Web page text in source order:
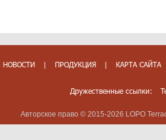
НОВОСТИ | ПРОДУКЦИЯ | КАРТА САЙТА
Дружественные ссылки:
Авторское право © 2015-2026 LOPO